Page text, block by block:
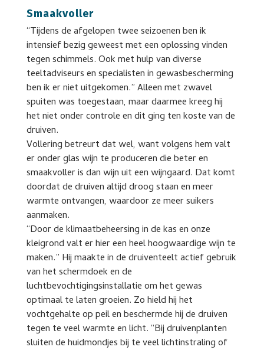
Smaakvoller
“Tijdens de afgelopen twee seizoenen ben ik
intensief bezig geweest met een oplossing vinden
tegen schimmels. Ook met hulp van diverse
teeltadviseurs en specialisten in gewasbescherming
ben ik er niet uitgekomen.” Alleen met zwavel
spuiten was toegestaan, maar daarmee kreeg hij
het niet onder controle en dit ging ten koste van de
druiven.
Vollering betreurt dat wel, want volgens hem valt
er onder glas wijn te produceren die beter en
smaakvoller is dan wijn uit een wijngaard. Dat komt
doordat de druiven altijd droog staan en meer
warmte ontvangen, waardoor ze meer suikers
aanmaken.
“Door de klimaatbeheersing in de kas en onze
kleigrond valt er hier een heel hoogwaardige wijn te
maken.” Hij maakte in de druiventeelt actief gebruik
van het schermdoek en de
luchtbevochtigingsinstallatie om het gewas
optimaal te laten groeien. Zo hield hij het
vochtgehalte op peil en beschermde hij de druiven
tegen te veel warmte en licht. “Bij druivenplanten
sluiten de huidmondjes bij te veel lichtinstraling of